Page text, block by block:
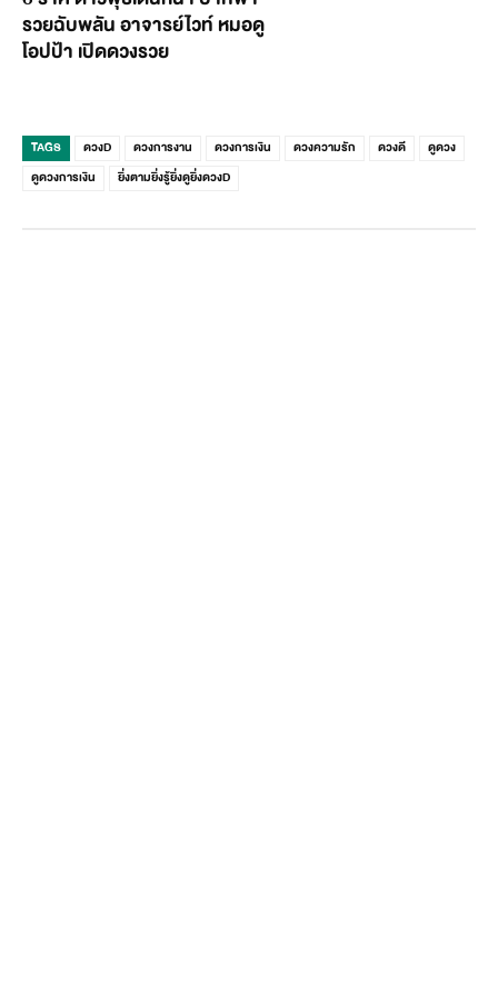
รวยฉับพลัน อาจารย์ไวท์ หมอดู
โอปป้า เปิดดวงรวย
TAGS ดวงD ดวงการงาน ดวงการเงิน ดวงความรัก ดวงดี
ดูดวง
ดูดวงการเงิน
ยิ่งตามยิ่งรู้ยิ่งดูยิ่งดวงD